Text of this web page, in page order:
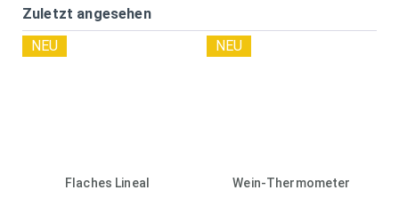
Zuletzt angesehen
Flaches Lineal
NEU
Wein-Thermometer
NEU